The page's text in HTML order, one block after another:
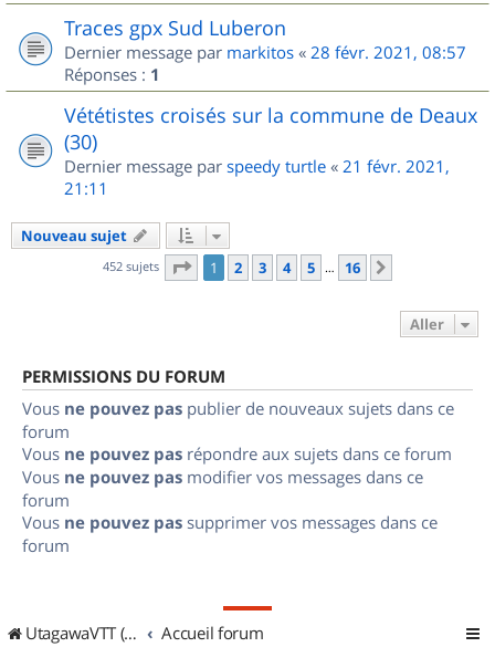
Traces gpx Sud Luberon
Dernier message par markitos « 28 févr. 2021, 08:57
Réponses : 1
Vététistes croisés sur la commune de Deaux
(30)
Dernier message par speedy turtle « 21 févr. 2021,
21:11
Nouveau sujet
452 sujets Page 1sur
1 2 3 4 5 … 16
Aller
PERMISSIONS DU FORUM
Vous ne pouvez pas publier de nouveaux sujets dans ce
forum
Vous ne pouvez pas répondre aux sujets dans ce forum
Vous ne pouvez pas modifier vos messages dans ce
forum
Vous ne pouvez pas supprimer vos messages dans ce
forum
UtagawaVTT (Randos VTT et VTTAE avec traces GPS) Accueil forum